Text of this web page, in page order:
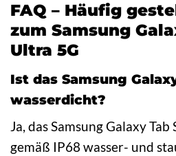
FAQ – Häufig
zum Samsung
Ultra 5G
Ist das Samsung
wasserdicht?
Ja, das Samsung Galaxy
gemäß IP68 wasser- und